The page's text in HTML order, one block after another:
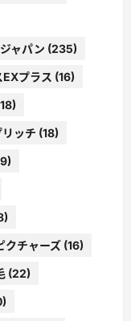
ャパン (235)
プラス (16)
ッチ (18)
クチャーズ (16)
(22)